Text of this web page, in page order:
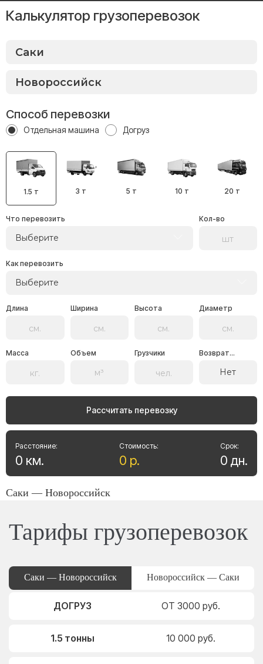
Калькулятор грузоперевозок
Способ перевозки
Отдельная машина Догруз
1.5 т 3 т 5 т 10 т 20 т
Что перевозить
Выберите
Кол-во
Как перевозить
Выберите
Длина Ширина Высота Диаметр
Масса Объем Грузчики Возврат...
Нет
Рассчитать перевозку
Стоимость:
0 р.
Расстояние:
0 км.
Срок:
0 дн.
Саки — Новороссийск
Тарифы грузоперевозок
Саки — Новороссийск Новороссийск — Саки
ДОГРУЗ ОТ 3000 руб.
1.5 тонны 10 000 руб.